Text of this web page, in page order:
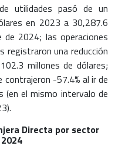
utilidades pasó de un
en 2023 a 30,287.6
2024; las operaciones
registraron una reducción
millones de dólares;
-57.4% al ir de
(en el mismo intervalo de
Directa por sector